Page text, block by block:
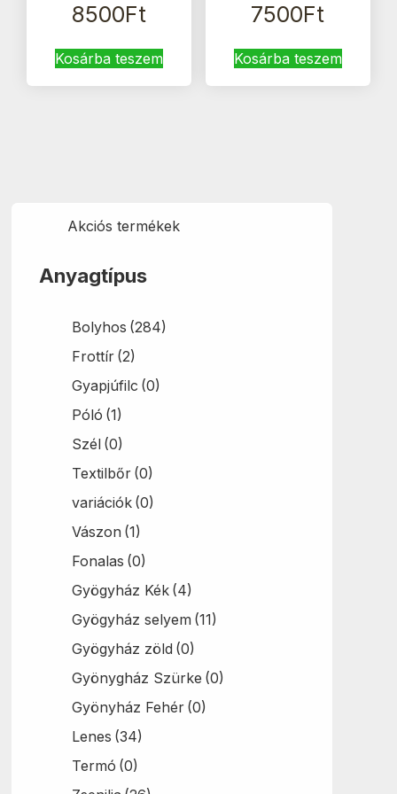
8500Ft
Kosárba teszem
7500Ft
Kosárba teszem
Akciós termékek
Anyagtípus
Bolyhos (284)
Frottír (2)
Gyapjúfilc (0)
Póló (1)
Szél (0)
Textilbőr (0)
variációk (0)
Vászon (1)
Fonalas (0)
Gyögyház Kék (4)
Gyögyház selyem (11)
Gyögyház zöld (0)
Gyönygház Szürke (0)
Gyönyház Fehér (0)
Lenes (34)
Termó (0)